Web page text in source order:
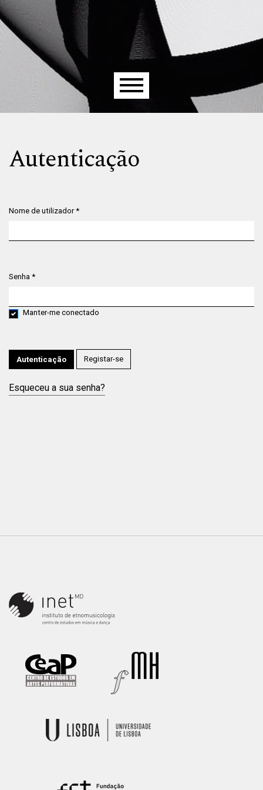
Menu principal
Autenticação
Nome de utilizador*
Senha *
Manter-me conectado
Autenticação Registar-se
Esqueceu a sua senha?